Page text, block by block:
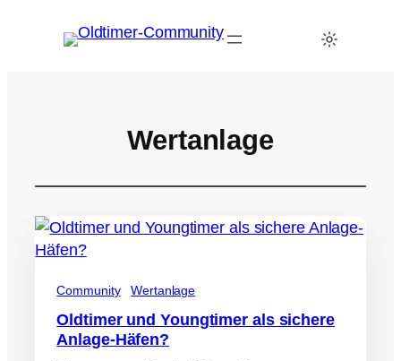
Wertanlage
Community Wertanlage
Oldtimer und Youngtimer als sichere
Anlage-Häfen?